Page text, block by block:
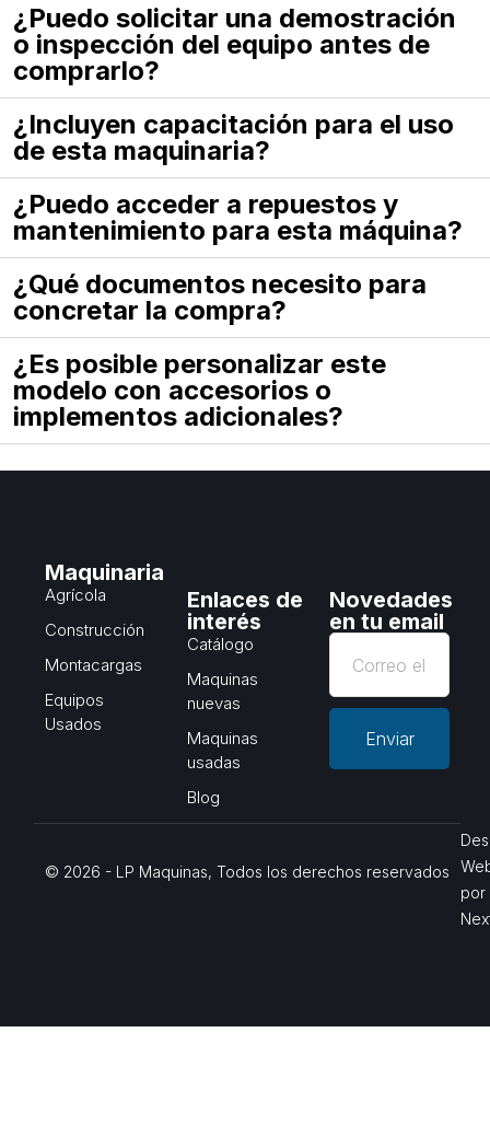
¿Puedo solicitar una demostración
o inspección del equipo antes de
comprarlo?
¿Incluyen capacitación para el uso
de esta maquinaria?
¿Puedo acceder a repuestos y
mantenimiento para esta máquina?
¿Qué documentos necesito para
concretar la compra?
¿Es posible personalizar este
modelo con accesorios o
implementos adicionales?
Maquinaria
Agrícola
Construcción
Montacargas
Equipos
Usados
Enlaces de
interés
Catálogo
Maquinas
nuevas
Maquinas
usadas
Blog
Novedades
en tu email
Enviar
© 2026 - LP Maquinas, Todos los derechos reservados
por